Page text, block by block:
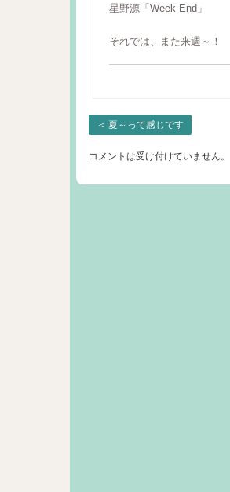
星野源「Week End」
それでは、また来週～！
＜ 夏～って感じです
コメントは受け付けていません。